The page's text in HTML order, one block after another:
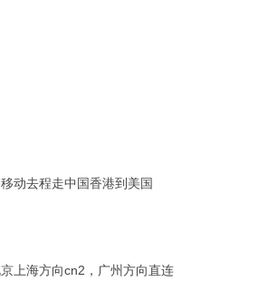
动去程走中国香港到美国
上海方向cn2，广州方向直连